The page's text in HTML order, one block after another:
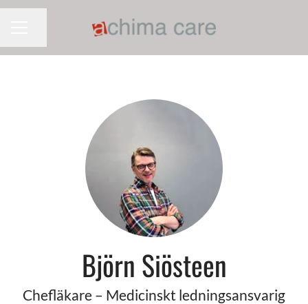
Björn Siösteen
Chefläkare – Medicinskt ledningsansvarig